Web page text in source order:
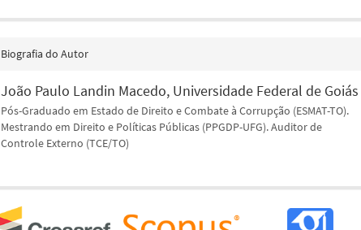
Biografia do Autor
João Paulo Landin Macedo, Universidade Federal de Goiás
Pós-Graduado em Estado de Direito e Combate à Corrupção (ESMAT-TO).
Mestrando em Direito e Políticas Públicas (PPGDP-UFG). Auditor de
Controle Externo (TCE/TO)